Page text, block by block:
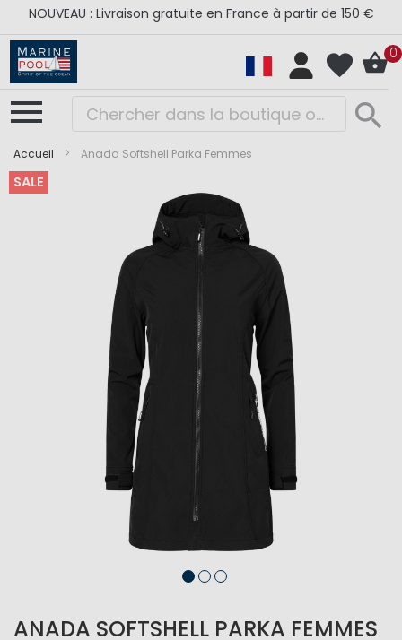
NOUVEAU : Livraison gratuite en France à partir de 150 €
0
Accueil Anada Softshell Parka Femmes
SALE
Skip
Skip
ANADA SOFTSHELL PARKA FEMMES